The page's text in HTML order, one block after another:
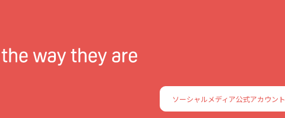
ソーシャルメディア公式アカウント